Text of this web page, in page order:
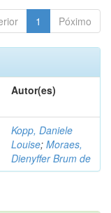
1 Póximo
Autor(es)
Kopp, Daniele
Louise; Moraes,
Dienyffer Brum de